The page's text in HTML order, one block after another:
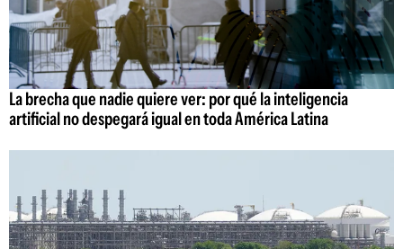
La brecha que nadie quiere ver: por qué la inteligencia
artificial no despegará igual en toda América Latina